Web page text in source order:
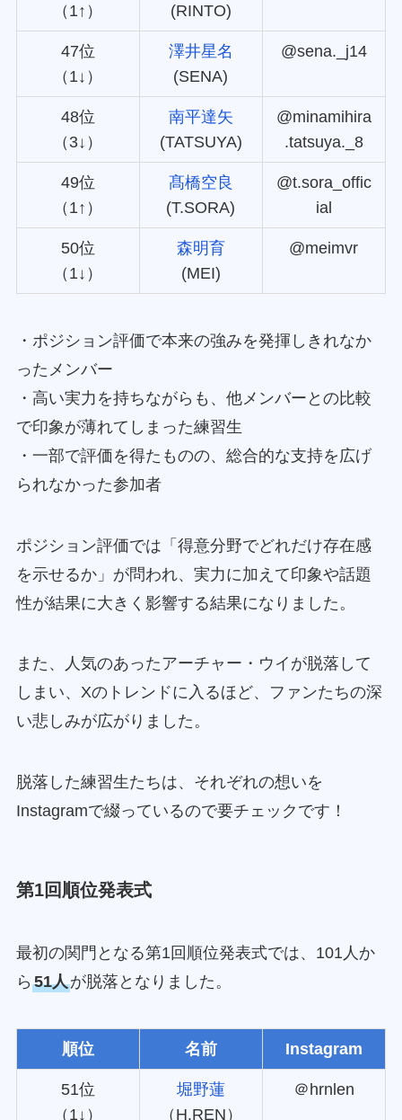
（1↑）
(RINTO)
47位
（1↓）
澤井星名
(SENA)
@sena._j14
48位
（3↓）
南平達矢
(TATSUYA)
@minamihira
.tatsuya._8
49位
（1↑）
髙橋空良
(T.SORA)
@t.sora_offic
ial
50位
（1↓）
森明育
(MEI)
@meimvr
・ポジション評価で本来の強みを発揮しきれなか
ったメンバー
・高い実力を持ちながらも、他メンバーとの比較
で印象が薄れてしまった練習生
・一部で評価を得たものの、総合的な支持を広げ
られなかった参加者
ポジション評価では「得意分野でどれだけ存在感
を示せるか」が問われ、実力に加えて印象や話題
性が結果に大きく影響する結果になりました。
また、人気のあったアーチャー・ウイが脱落して
しまい、Xのトレンドに入るほど、ファンたちの深
い悲しみが広がりました。
脱落した練習生たちは、それぞれの想いを
Instagramで綴っているので要チェックです！
第1回順位発表式
最初の関門となる第1回順位発表式では、101人か
ら 51人が脱落となりました。
順位 名前 Instagram
51位
（1↓）
堀野蓮
（H.REN）
＠hrnlen